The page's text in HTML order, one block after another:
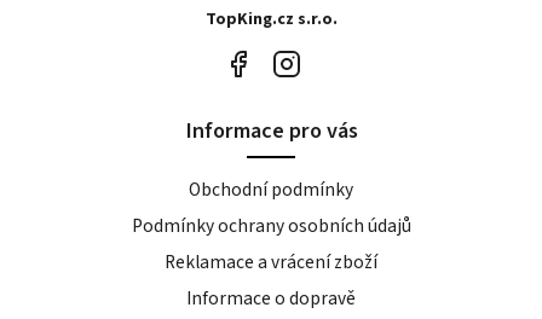
TopKing.cz s.r.o.
Informace pro vás
Obchodní podmínky
Podmínky ochrany osobních údajů
Reklamace a vrácení zboží
Informace o dopravě